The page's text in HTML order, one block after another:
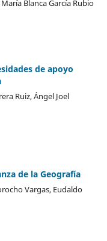
Blanca García Rubio
de apoyo
Ruiz, Ángel Joel
de la Geografía
Vargas, Eudaldo